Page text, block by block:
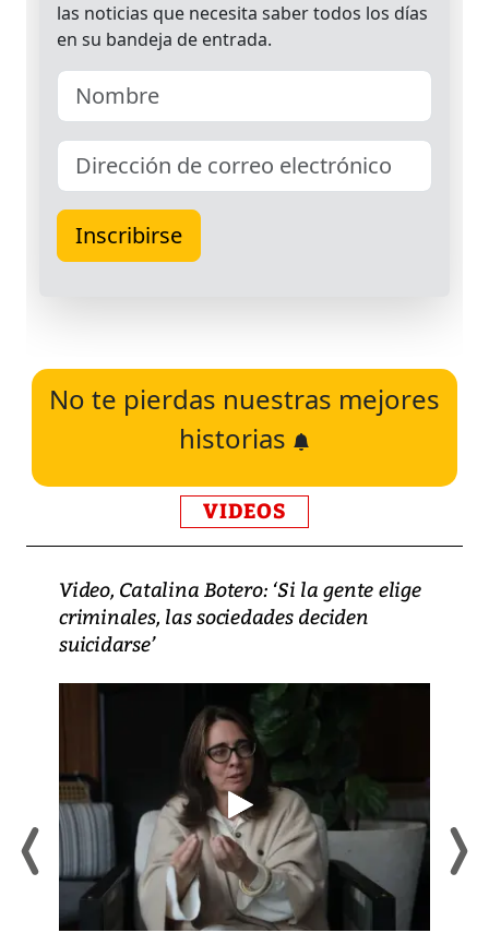
No te pierdas nuestras mejores
historias
VIDEOS
Video, Catalina Botero: ‘Si la gente elige
criminales, las sociedades deciden
suicidarse’